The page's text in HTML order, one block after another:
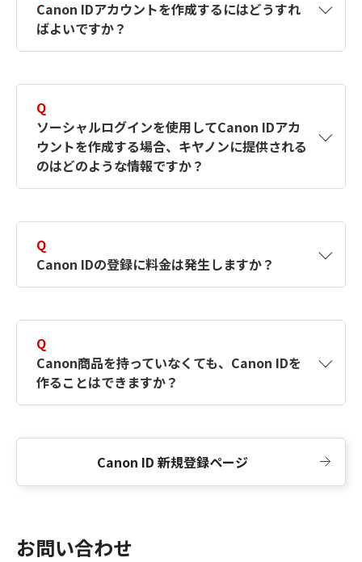
Canon IDアカウントを作成するにはどうすれ
ばよいですか？
す。詳しい作成方法は【カメラ】Canon IDとは
何ですか？Canon IDの作成方法は？をご確認く
ださい。
Q
ソーシャルログインを使用してCanon IDアカ
ウントを作成する場合、キヤノンに提供される
のはどのような情報ですか？
択したサービスから取得します。アカウントを
簡単に作成できるように、この情報を使用して
Canon IDの登録フォームを入力します。
Q
Canon IDの登録に料金は発生しますか？
Q
Canon商品を持っていなくても、Canon IDを
作ることはできますか？
Canon ID 新規登録ページ
お問い合わせ